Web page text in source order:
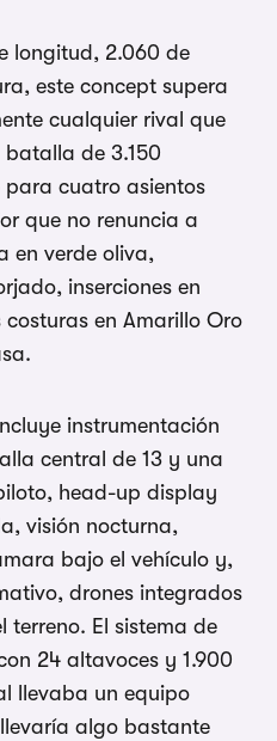
longitud, 2.060 de
este concept supera
cualquier rival que
de 3.150
para cuatro asientos
que no renuncia a
en verde oliva,
inserciones en
en Amarillo Oro
instrumentación
central de 13 y una
head-up display
visión nocturna,
bajo el vehículo y,
drones integrados
terreno. El sistema de
24 altavoces y 1.900
llevaba un equipo
algo bastante